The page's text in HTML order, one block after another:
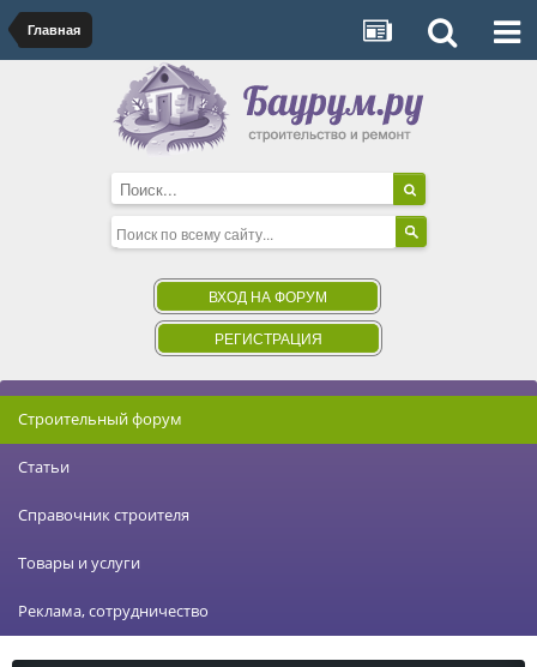
Главная
ВХОД НА ФОРУМ
РЕГИСТРАЦИЯ
Строительный форум
Статьи
Справочник строителя
Товары и услуги
Реклама, сотрудничество